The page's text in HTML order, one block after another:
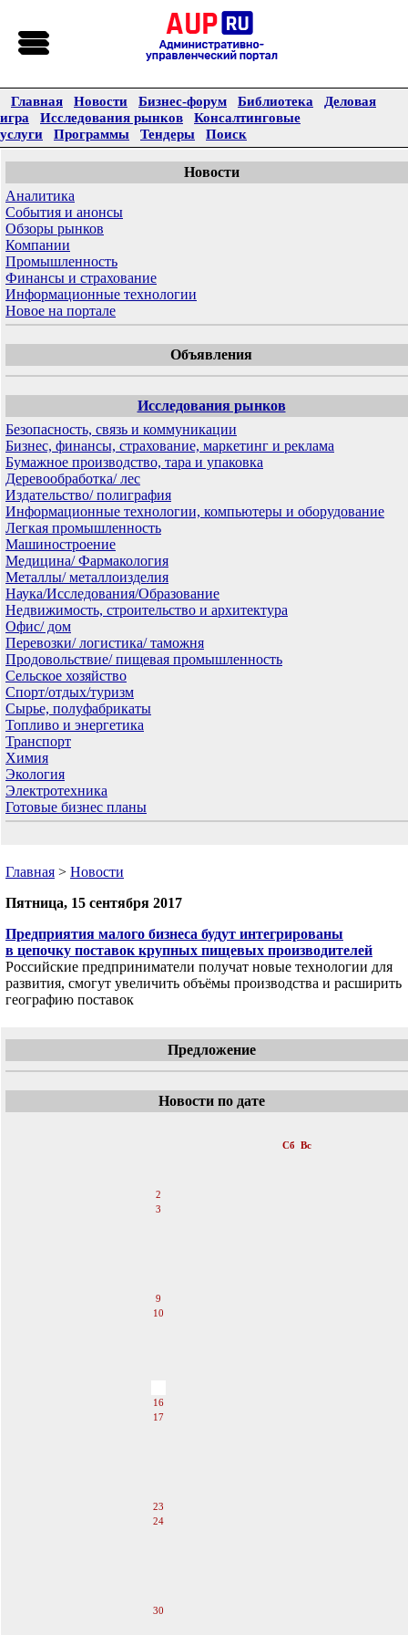
Главная Новости Бизнес-форум Библиотека
Деловая
игра
Исследования рынков
Консалтинговые
услуги
Программы Тендеры Поиск
Новости
Аналитика
События и анонсы
Обзоры рынков
Компании
Промышленность
Финансы и страхование
Информационные технологии
Новое на портале
Объявления
Исследования рынков
Безопасность, связь и коммуникации
Бизнес, финансы, страхование, маркетинг и реклама
Бумажное производство, тара и упаковка
Деревообработка/ лес
Издательство/ полиграфия
Информационные технологии, компьютеры и оборудование
Легкая промышленность
Машиностроение
Медицина/ Фармакология
Металлы/ металлоизделия
Наука/Исследования/Образование
Недвижимость, строительство и архитектура
Офис/ дом
Перевозки/ логистика/ таможня
Продовольствие/ пищевая промышленность
Сельское хозяйство
Спорт/отдых/туризм
Сырье, полуфабрикаты
Топливо и энергетика
Транспорт
Химия
Экология
Электротехника
Готовые бизнес планы
Главная > Новости
Пятница, 15 сентября 2017
Предприятия малого бизнеса будут интегрированы
в цепочку поставок крупных пищевых производителей
Российские предприниматели получат новые технологии для
развития, смогут увеличить объёмы производства и расширить
географию поставок
Предложение
Новости по дате
Сб Вс
2
3
9
10
16
17
23
24
30